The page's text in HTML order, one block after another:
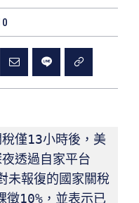
僅13小時後，美
透過自家平台
報復的國家關稅
徵10%，並表示已